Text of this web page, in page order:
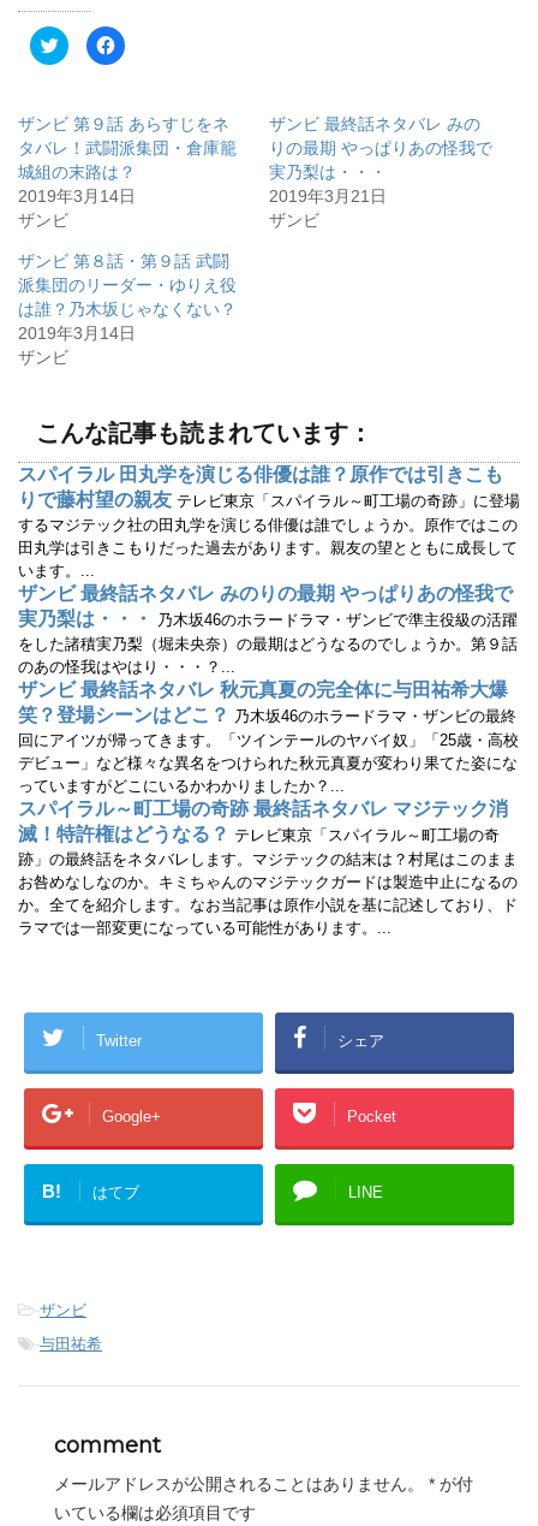
ク
リ
て
T
i
t
t
e
r
で
有
(
新
し
い
ウ
ィ
ン
き
ま
す
)
F
a
o
o
k
で
共
有
す
ク
リ
ッ
ク
し
て
く
し
い
ウ
ィ
ン
ド
ウ
で
開
す
)
ザンビ 第９話 あらすじをネ
タバレ！武闘派集団・倉庫籠
城組の末路は？
2019年3月14日
ザンビ
ザンビ 最終話ネタバレ みの
りの最期 やっぱりあの怪我で
実乃梨は・・・
2019年3月21日
ザンビ
ザンビ 第８話・第９話 武闘
派集団のリーダー・ゆりえ役
は誰？乃木坂じゃなくない？
2019年3月14日
ザンビ
こんな記事も読まれています：
スパイラル 田丸学を演じる俳優は誰？原作では引きこも
りで藤村望の親友 テレビ東京「スパイラル～町工場の奇跡」に登場
するマジテック社の田丸学を演じる俳優は誰でしょうか。原作ではこの
田丸学は引きこもりだった過去があります。親友の望とともに成長して
います。...
ザンビ 最終話ネタバレ みのりの最期 やっぱりあの怪我で
実乃梨は・・・
乃木坂46のホラードラマ・ザンビで準主役級の活躍
をした諸積実乃梨（堀未央奈）の最期はどうなるのでしょうか。第９話
のあの怪我はやはり・・・？...
ザンビ 最終話ネタバレ 秋元真夏の完全体に与田祐希大爆
笑？登場シーンはどこ？ 乃木坂46のホラードラマ・ザンビの最終
回にアイツが帰ってきます。「ツインテールのヤバイ奴」「25歳・高校
デビュー」など様々な異名をつけられた秋元真夏が変わり果てた姿にな
っていますがどこにいるかわかりましたか？...
スパイラル～町工場の奇跡 最終話ネタバレ マジテック消
滅！特許権はどうなる？ テレビ東京「スパイラル～町工場の奇
跡」の最終話をネタバレします。マジテックの結末は？村尾はこのまま
お咎めなしなのか。キミちゃんのマジテックガードは製造中止になるの
か。全てを紹介します。なお当記事は原作小説を基に記述しており、ド
ラマでは一部変更になっている可能性があります。...
Twitter シェア
Google+ Pocket
B! はてブ LINE
-ザンビ
-与田祐希
comment
メールアドレスが公開されることはありません。 * が付
いている欄は必須項目です